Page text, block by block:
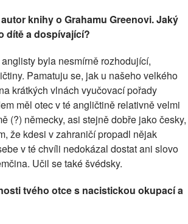
knihy o Grahamu Greenovi. Jaký
dítě a dospívající?
byla nesmírně rozhodující,
Pamatuju se, jak u našeho velkého
krátkých vlnách vyučovací pořady
měl otec v té angličtině relativně velmi
(?) německy, asi stejně dobře jako česky,
že kdesi v zahraničí propadl nějak
v té chvíli nedokázal dostat ani slovo
Učil se také švédsky.
tvého otce s nacistickou okupací a